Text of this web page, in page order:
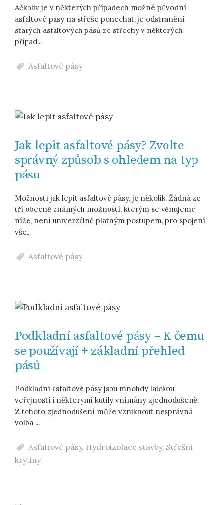
Ačkoliv je v některých případech možné původní
asfaltové pásy na střeše ponechat, je odstranění
starých asfaltových pásů ze střechy v některých
případ...
Asfaltové pásy
Jak lepit asfaltové pásy? Zvolte
správný způsob s ohledem na typ
pásu
Možností jak lepit asfaltové pásy, je několik. Žádná ze
tří obecně známých možností, kterým se věnujeme
níže, není univerzálně platným postupem, pro spojení
vše...
Asfaltové pásy
Podkladní asfaltové pásy – K čemu
se používají + základní přehled
pásů
Podkladní asfaltové pásy jsou mnohdy laickou
veřejností i některými kutily vnímány zjednodušeně.
Z tohoto zjednodušení může vzniknout nesprávná
volba ...
Asfaltové pásy, Hydroizolace stavby, Střešní
krytiny